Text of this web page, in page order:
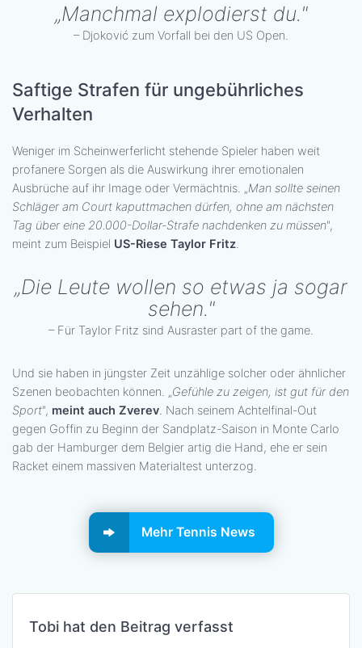
„Manchmal explodierst du."
– Djoković zum Vorfall bei den US Open.
Saftige Strafen für ungebührliches
Verhalten
Weniger im Scheinwerferlicht stehende Spieler haben weit
profanere Sorgen als die Auswirkung ihrer emotionalen
Ausbrüche auf ihr Image oder Vermächtnis. „Man sollte seinen
Schläger am Court kaputtmachen dürfen, ohne am nächsten
Tag über eine 20.000-Dollar-Strafe nachdenken zu müssen",
meint zum Beispiel US-Riese Taylor Fritz.
„Die Leute wollen so etwas ja sogar
sehen."
– Für Taylor Fritz sind Ausraster part of the game.
Und sie haben in jüngster Zeit unzählige solcher oder ähnlicher
Szenen beobachten können. „Gefühle zu zeigen, ist gut für den
Sport", meint auch Zverev. Nach seinem Achtelfinal-Out
gegen Goffin zu Beginn der Sandplatz-Saison in Monte Carlo
gab der Hamburger dem Belgier artig die Hand, ehe er sein
Racket einem massiven Materialtest unterzog.
Mehr Tennis News
Tobi hat den Beitrag verfasst